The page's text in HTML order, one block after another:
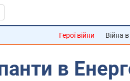
Герої війни Війна в
в